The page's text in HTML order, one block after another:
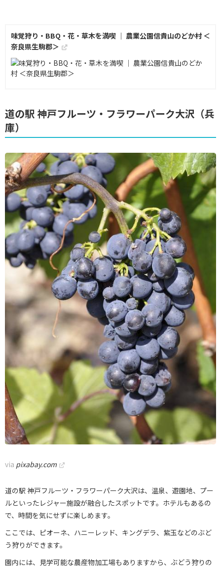
味覚狩り・BBQ・花・草木を満喫 ｜ 農業公園信貴山のどか村 ＜
奈良県生駒郡＞
道の駅 神戸フルーツ・フラワーパーク大沢（兵
庫）
via pixabay.com
道の駅 神戸フルーツ・フラワーパーク大沢は、温泉、遊園地、プー
ルといったレジャー施設が融合したスポットです。ホテルもあるの
で、時間を気にせずに楽しめます。
ここでは、ピオーネ、ハニーレッド、キングデラ、紫玉などのぶど
う狩りができます。
園内には、見学可能な農産物加工場もありますから、ぶどう狩りの